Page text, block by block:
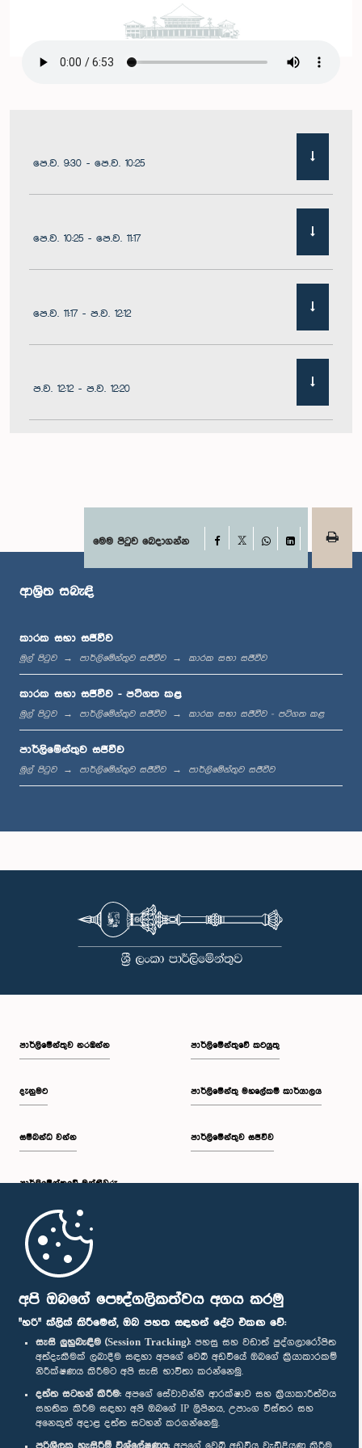
අපි ඔබගේ පෞද්ගලිකත්වය අගය කරමු
"හරි" ක්ලික් කිරීමෙන්, ඔබ පහත සඳහන් දේට එකඟ වේ:
සැසි ලුහුබැඳීම (Session Tracking): පහසු සහ වඩාත් පුද්ගලාරෝපිත
අත්දැකීමක් ලබාදීම සඳහා අපගේ වෙබ් අඩවියේ ඔබගේ ක්‍රියාකාරකම්
නිරීක්ෂණය කිරීමට අපි සැසි භාවිතා කරන්නෙමු.
දත්ත සටහන් කිරීම: අපගේ සේවාවන්හි ආරක්ෂාව සහ ක්‍රියාකාරීත්වය
සහතික කිරීම සඳහා අපි ඔබගේ IP ලිපිනය, උපාංග විස්තර සහ
අනෙකුත් අදාළ දත්ත සටහන් කරගන්නෙමු.
පෙ.ව. 9:30 - පෙ.ව. 10:25
පෙ.ව. 10:25 - පෙ.ව. 11:17
පෙ.ව. 11:17 - ප.ව. 12:12
ප.ව. 12:12 - ප.ව. 12:20
ප.ව. 1:00 - ප.ව. 1:07
ප.ව. 1:12 - ප.ව. 1:20
ප.ව. 1:20 - ප.ව. 1:31
ප.ව. 1:57 - ප.ව. 2:05
ප.ව. 2:20 - ප.ව. 2:27
ප.ව. 2:27 - ප.ව. 2:33
ප.ව. 2:33 - ප.ව. 2:41
ප.ව. 2:41 - ප.ව. 2:52
ප.ව. 2:52 - ප.ව. 3:02
මෙම පිටුව බෙදාගන්න Facebook
WhatsApp
LinkedIn
ආශ්‍රිත සබැඳි
කාරක සභා සජීවීව
මුල් පිටුව පාර්ලිමේන්තුව සජීවීව කාරක සභා සජීවීව
කාරක සභා සජීවීව - පටිගත කළ
මුල් පිටුව පාර්ලිමේන්තුව සජීවීව කාරක සභා සජීවීව - පටිගත කළ
පාර්ලිමේන්තුව සජීවීව
මුල් පිටුව පාර්ලිමේන්තුව සජීවීව පාර්ලිමේන්තුව සජීවීව
පාර්ලි‌මේන්තුව නරඹන්න
දැනුමට
සම්බන්ධ වන්න
පාර්ලි‌මේන්තුවේ මන්ත්‍රීවරු
මුල් පිටුව
පාර්ලිමේන්තුවේ කටයුතු
පාර්ලිමේන්තු මහලේකම් කාර්යාලය
පාර්ලිමේන්තුව සජීවීව
පාර්ලිමේන්තු ජංගම යෙදුම
අප හා සම්බන්ධ වී සිටින්න :
සම්මාන